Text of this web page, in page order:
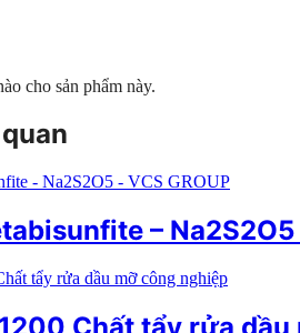
cho sản phẩm này.
– Na2S2O5